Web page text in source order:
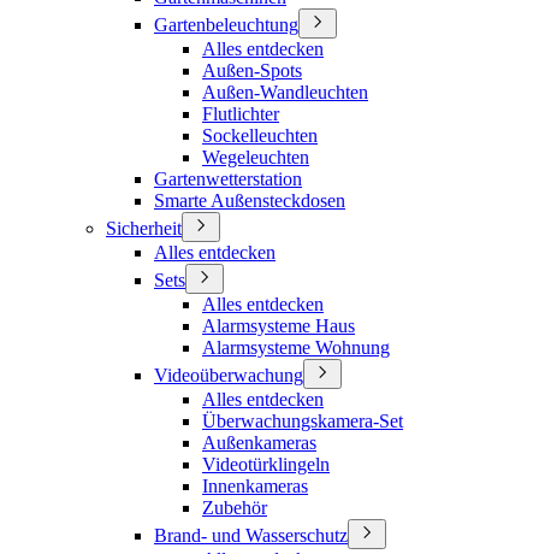
Gartenbeleuchtung
Alles entdecken
Außen-Spots
Außen-Wandleuchten
Flutlichter
Sockelleuchten
Wegeleuchten
Gartenwetterstation
Smarte Außensteckdosen
Sicherheit
Alles entdecken
Sets
Alles entdecken
Alarmsysteme Haus
Alarmsysteme Wohnung
Videoüberwachung
Alles entdecken
Überwachungskamera-Set
Außenkameras
Videotürklingeln
Innenkameras
Zubehör
Brand- und Wasserschutz